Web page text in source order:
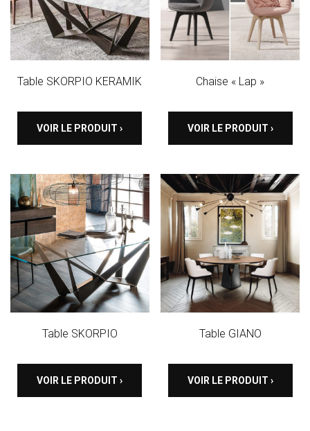
Table SKORPIO KERAMIK
VOIR LE PRODUIT ›
Chaise « Lap »
VOIR LE PRODUIT ›
Table SKORPIO
VOIR LE PRODUIT ›
Table GIANO
VOIR LE PRODUIT ›